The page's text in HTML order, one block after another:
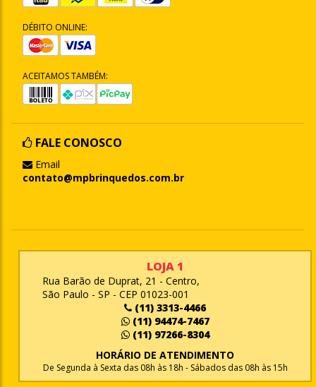
DÉBITO ONLINE:
ACEITAMOS TAMBÉM:
FALE CONOSCO
Email
contato@mpbrinquedos.com.br
LOJA 1
Rua Barão de Duprat, 21 - Centro,
São Paulo - SP - CEP 01023-001
(11) 3313-4466
(11) 94474-7467
(11) 97266-8304
HORÁRIO DE ATENDIMENTO
De Segunda à Sexta das 08h às 18h - Sábados das 08h às 15h